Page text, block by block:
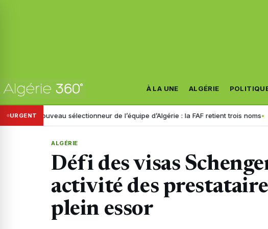
À LA UNE ALGÉRIE
URGENT
Nouveau sélectionneur de l’équipe d’Algérie : la FAF retient trois noms Disparition
ALGÉRIE
Défi des visas
activité des
plein essor